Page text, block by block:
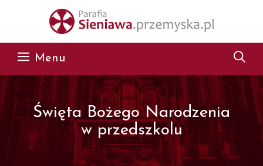
Menu
Święta Bożego Narodzenia
w przedszkolu